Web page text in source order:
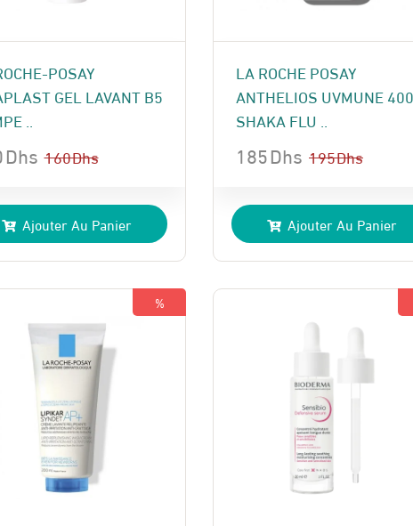
POSAY
GEL LAVANT B5
..
160Dhs
:
Dhs.
Dhs
Dhs.
Ajouter Au Panier
LA ROCHE POSAY
ANTHELIOS UVMUNE 400
SHAKA FLU ..
195Dhs
prix
initial
était :
195 Dhs.
185Dhs
prix
actuel
est :
185 Dhs.
Ajouter Au Panier
%